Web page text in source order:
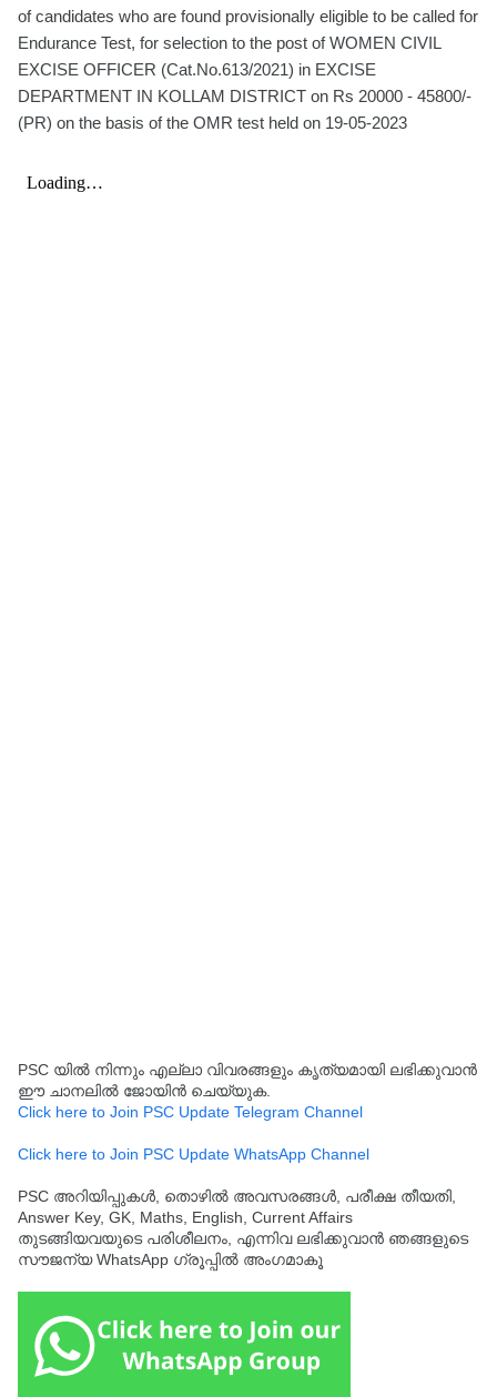
of candidates who are found provisionally eligible to be called for
Endurance Test, for selection to the post of WOMEN CIVIL
EXCISE OFFICER (Cat.No.613/2021) in EXCISE
DEPARTMENT IN KOLLAM DISTRICT on Rs 20000 - 45800/-
(PR) on the basis of the OMR test held on 19-05-2023
PSC യിൽ നിന്നും എല്ലാ വിവരങ്ങളും കൃത്യമായി ലഭിക്കുവാൻ
ഈ ചാനലിൽ ജോയിൻ ചെയ്യുക.
Click here to Join PSC Update Telegram Channel
Click here to Join PSC Update WhatsApp Channel
PSC അറിയിപ്പുകൾ, തൊഴിൽ അവസരങ്ങൾ, പരീക്ഷ തീയതി,
Answer Key, GK, Maths, English, Current Affairs
തുടങ്ങിയവയുടെ പരിശീലനം, എന്നിവ ലഭിക്കുവാൻ ഞങ്ങളുടെ
സൗജന്യ WhatsApp ഗ്രൂപ്പിൽ അംഗമാകൂ